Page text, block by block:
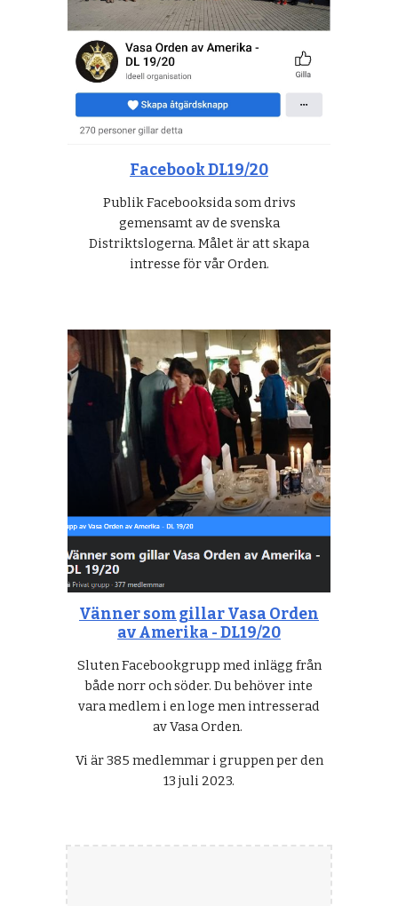
Facebook DL19/20
Publik Facebooksida som drivs
gemensamt av de svenska
Distriktslogerna. Målet är att skapa
intresse för vår Orden.
Vänner som gillar Vasa Orden
av Amerika - DL19/20
Sluten Facebookgrupp med inlägg från
både norr och söder. Du behöver inte
vara medlem i en loge men intresserad
av Vasa Orden.
Vi är 385 medlemmar i gruppen per den
13 juli 2023.